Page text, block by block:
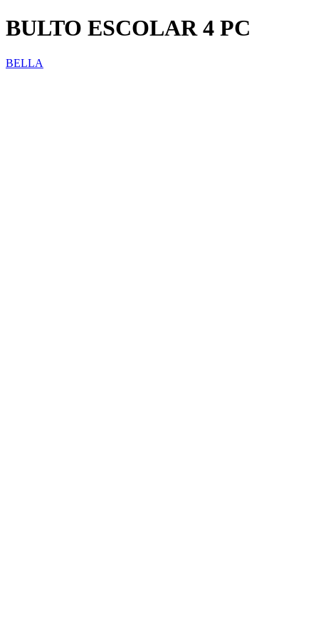
BULTO ESCOLAR 4 PC
BELLA